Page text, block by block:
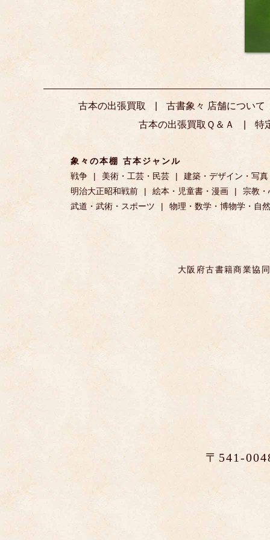
古本の出張買取
古書象々 店舗について
古本の出張買取Ｑ＆Ａ
特
象々の本棚 古本ジャンル
戦争
美術・工芸・民芸
建築・デザイン・写真
明治大正昭和戦前
絵本・児童書・漫画
宗教
武道・武術・スポーツ
物理・数学・博物学・自
大阪府古書籍商業協
〒541-